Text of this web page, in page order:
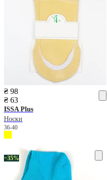
₴ 98
₴ 63
ISSA Plus
Носки
36-40
−35%